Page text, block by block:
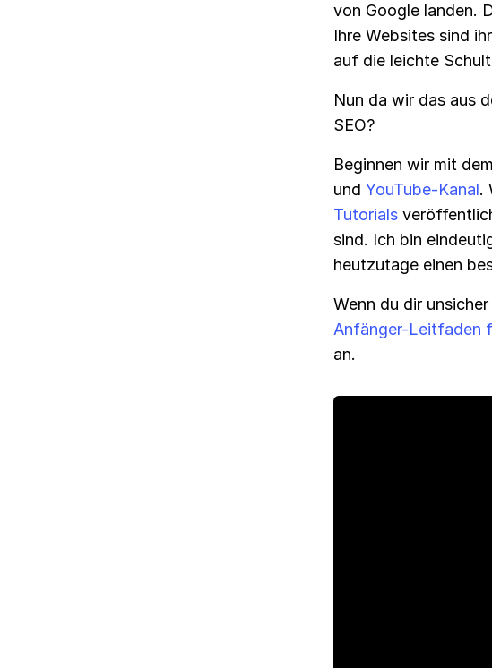
von Google landen.
Ihre Websites sind
auf die leichte
Nun da wir das aus
SEO?
Beginnen wir mit
und YouTube-Kanal.
Tutorials
sind. Ich bin
heutzutage einen
Wenn du dir
Anfänger-Leitfaden
an.